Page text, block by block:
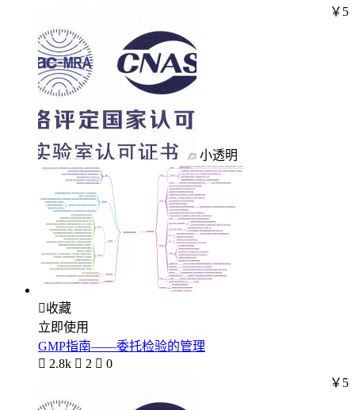
小透明
￥5
收藏
立即使用
GMP指南——委托检验的管理
 2.8k  2  0
￥5